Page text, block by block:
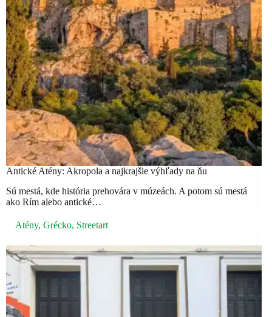
Antické Atény: Akropola a najkrajšie výhľady na ňu
Sú mestá, kde história prehovára v múzeách. A potom sú mestá
ako Rím alebo antické…
Atény, Grécko, Streetart